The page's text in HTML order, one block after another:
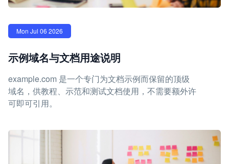
Mon Jul 06 2026
示例域名与文档用途说明
example.com 是一个专门为文档示例而保留的顶级
域名，供教程、示范和测试文档使用，不需要额外许
可即可引用。